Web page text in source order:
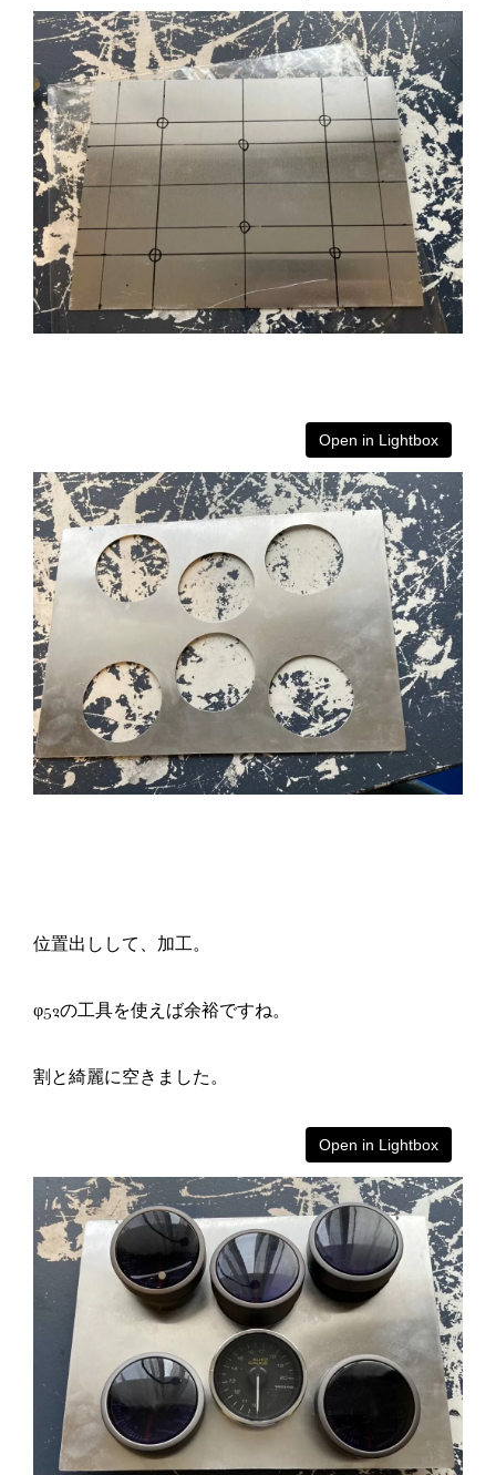
Open in Lightbox
位置出しして、加工。
φ52の工具を使えば余裕ですね。
割と綺麗に空きました。
Open in Lightbox